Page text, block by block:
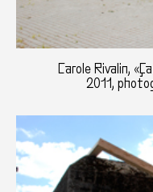
Carole Rivalin,
2011,